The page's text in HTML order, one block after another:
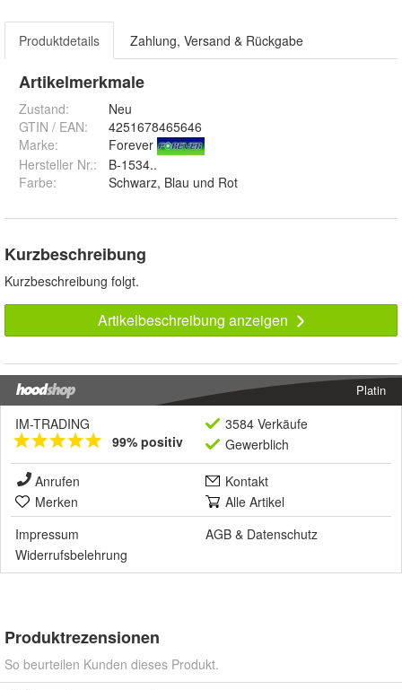
Produktdetails Zahlung, Versand & Rückgabe
Artikelmerkmale
Zustand:
Neu
GTIN / EAN:
4251678465646
Marke:
Forever
Hersteller Nr.:
B-1534..
Farbe: Schwarz, Blau und Rot
Kurzbeschreibung
Kurzbeschreibung folgt.
Artikelbeschreibung anzeigen
Platin
IM-TRADING
99% positiv
3584 Verkäufe
Gewerblich
Anrufen
Kontakt
Merken
Alle Artikel
Impressum
AGB & Datenschutz
Widerrufsbelehrung
Produktrezensionen
So beurteilen Kunden dieses Produkt.